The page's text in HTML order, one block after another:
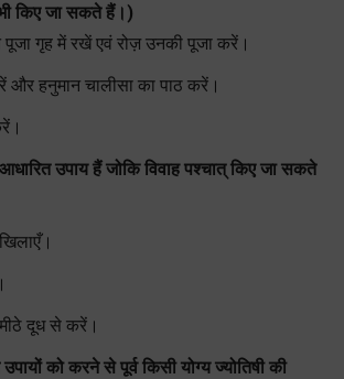
किए जा सकते हैं।)
गृह में रखें एवं रोज़ उनकी पूजा करें।
और हनुमान चालीसा का पाठ करें।
उपाय हैं जोकि विवाह पश्चात् किए जा सकते
दूध से करें।
को करने से पूर्व किसी योग्य ज्योतिषी की